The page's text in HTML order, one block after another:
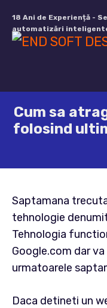
conținut
18 Ani de Experiență -
automatizări
Cum sa
folosind
Saptamana
tehnologie
Tehnologia
Google.com dar
urmatoarele
Daca detineti un